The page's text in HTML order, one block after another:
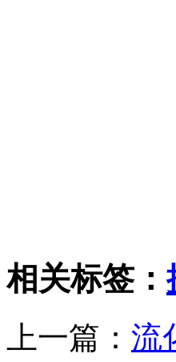
相关标签：
上一篇： 流